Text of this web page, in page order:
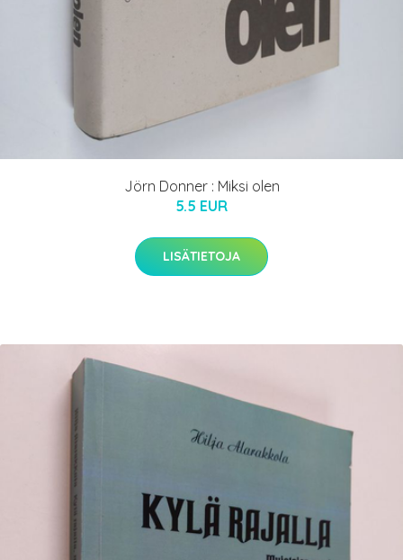
Jörn Donner : Miksi olen
5.5 EUR
LISÄTIETOJA